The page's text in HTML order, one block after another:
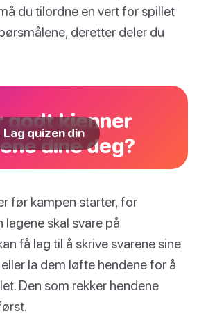
du tilordne en vert for spillet
deretter deler du
godt kjenner
dine deg?
Lag quizen din
før kampen starter, for
lagene skal svare på
få lag til å skrive svarene sine
la dem løfte hendene for å
Den som rekker hendene